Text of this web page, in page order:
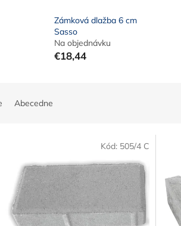
Zámková dlažba 6 cm
Sasso
Na objednávku
€18,44
Abecedne
Kód: 505/4 C